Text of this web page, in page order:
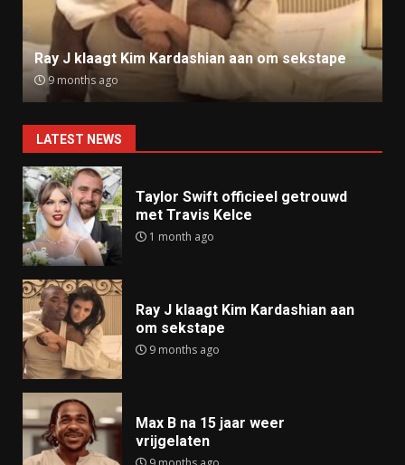
Ray J klaagt Kim Kardashian aan om sekstape
9 months ago
LATEST NEWS
Taylor Swift officieel getrouwd
met Travis Kelce
1 month ago
Ray J klaagt Kim Kardashian aan
om sekstape
9 months ago
Max B na 15 jaar weer
vrijgelaten